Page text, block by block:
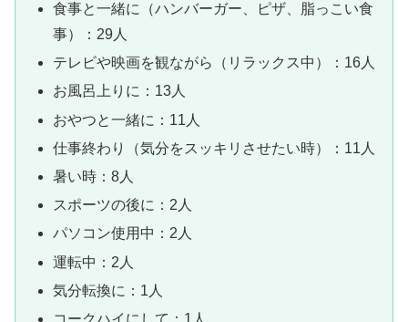
食事と一緒に（ハンバーガー、ピザ、脂っこい食
事）：29人
テレビや映画を観ながら（リラックス中）：16人
お風呂上りに：13人
おやつと一緒に：11人
仕事終わり（気分をスッキリさせたい時）：11人
暑い時：8人
スポーツの後に：2人
パソコン使用中：2人
運転中：2人
気分転換に：1人
コークハイにして：1人